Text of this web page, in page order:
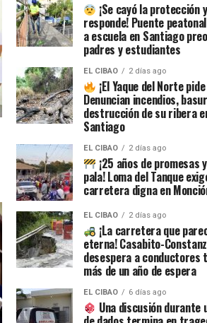
¡Se cayó la protección
responde! Puente
a escuela en Santiago
padres y estudiantes
EL CIBAO 2 días ago
¡El Yaque del Norte
Denuncian incendios,
destrucción de su ribera
Santiago
EL CIBAO 2 días ago
¡25 años de promesas
pala! Loma del Tanque
carretera digna en
EL CIBAO 2 días ago
¡La carretera que
eterna! Casabito-
desespera a conductores
más de un año de espera
EL CIBAO 6 días ago
Una discusión durante